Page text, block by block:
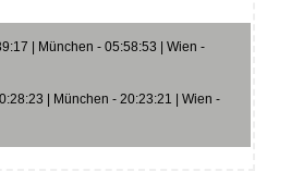
| München - 05:58:53 | Wien -
| München - 20:23:21 | Wien -